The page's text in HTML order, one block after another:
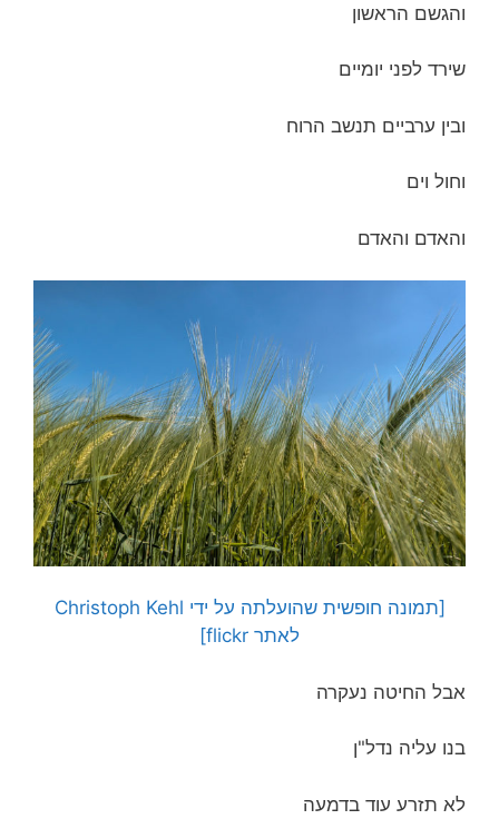
והגשם הראשון
שירד לפני יומיים
ובין ערביים תנשב הרוח
וחול וים
והאדם והאדם
[תמונה חופשית שהועלתה על ידי Christoph Kehl
לאתר flickr]
אבל החיטה נעקרה
בנו עליה נדל"ן
לא תזרע עוד בדמעה